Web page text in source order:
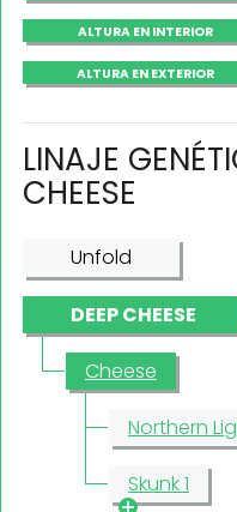
ALTURA EN INTERIOR
ALTURA EN EXTERIOR
LINAJE
CHEESE
Unfold
DEEP CHEESE
Cheese
Northern
Skunk 1